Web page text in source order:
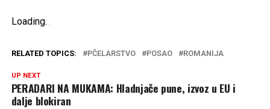
Loading.
RELATED TOPICS: PČELARSTVO POSAO ROMANIJA
UP NEXT
PERADARI NA MUKAMA: Hladnjače pune, izvoz u EU i
dalje blokiran